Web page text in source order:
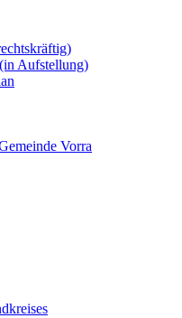
Aufstellung)
Vorra